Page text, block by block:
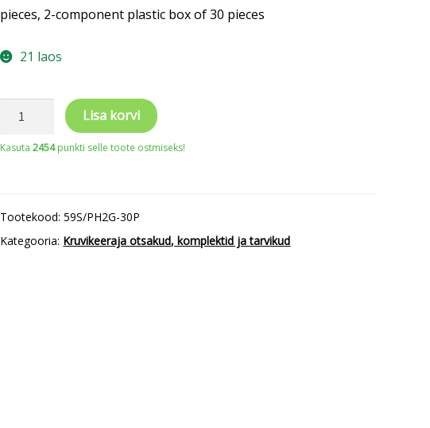
pieces, 2-component plastic box of 30 pieces
21 laos
Otsakud
kipsikruvidele
Lisa korvi
Kasuta2454punkti selle toote ostmiseks!
Tootekood:59S/PH2G-30P
Kategooria: Kruvikeeraja otsakud, komplektid ja tarvikud